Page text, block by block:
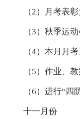
（2）月考表
（3）秋季运
（4）本月月
（5）作业、
（6）进行“四
十一月份